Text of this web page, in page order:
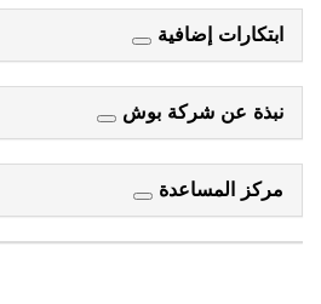
ابتكارات إضافية
نبذة عن شركة بوش
مركز المساعدة